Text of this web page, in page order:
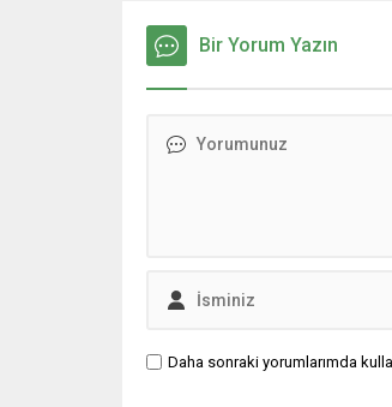
Bir Yorum Yazın
Daha sonraki yorumlarımda